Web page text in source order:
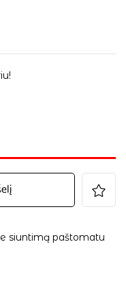
siuntimą paštomatu